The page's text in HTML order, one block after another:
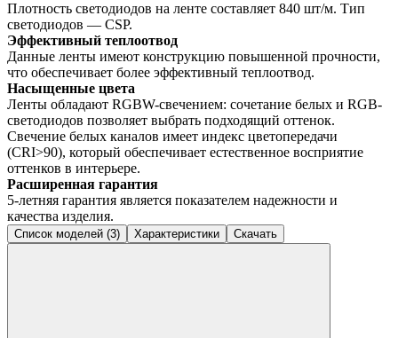
Плотность светодиодов на ленте составляет 840 шт/м. Тип
светодиодов — CSP.
Эффективный теплоотвод
Данные ленты имеют конструкцию повышенной прочности,
что обеспечивает более эффективный теплоотвод.
Насыщенные цвета
Ленты обладают RGBW-свечением: сочетание белых и RGB-
светодиодов позволяет выбрать подходящий оттенок.
Свечение белых каналов имеет индекс цветопередачи
(CRI>90), который обеспечивает естественное восприятие
оттенков в интерьере.
Расширенная гарантия
5-летняя гарантия является показателем надежности и
качества изделия.
Список моделей (3) Характеристики Скачать